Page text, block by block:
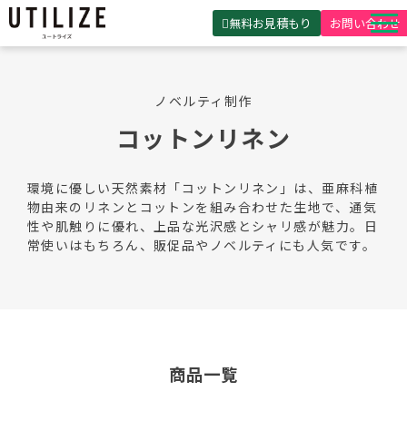
無料お見積もり お問い合わせ
製品・サービス
無料見積ガイド
事例紹介
会社概要
ノベルティ制作
コットンリネン
環境に優しい天然素材「コットンリネン」は、亜麻科植
物由来のリネンとコットンを組み合わせた生地で、通気
性や肌触りに優れ、上品な光沢感とシャリ感が魅力。日
常使いはもちろん、販促品やノベルティにも人気です。
商品一覧